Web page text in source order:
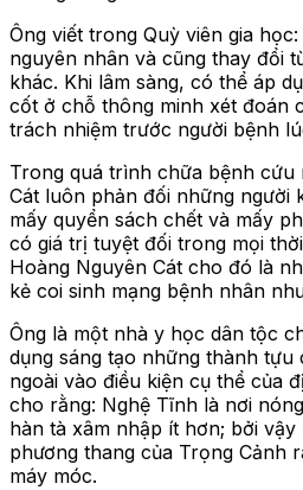
Ông viết trong Quỳ viên gia học:
nguyên nhân và cũng thay đổi
khác. Khi lâm sàng, có thể áp
cốt ở chỗ thông minh xét đoán
trách nhiệm trước người bệnh lúc
Trong quá trình chữa bệnh cứu
Cát luôn phản đối những người
mấy quyển sách chết và mấy
có giá trị tuyệt đối trong mọi thời
Hoàng Nguyên Cát cho đó là
kẻ coi sinh mạng bệnh nhân
Ông là một nhà y học dân tộc
dụng sáng tạo những thành tựu
ngoài vào điều kiện cụ thể của
cho rằng: Nghệ Tĩnh là nơi
hàn tà xâm nhập ít hơn; bởi vậy
phương thang của Trọng Cảnh
máy móc.